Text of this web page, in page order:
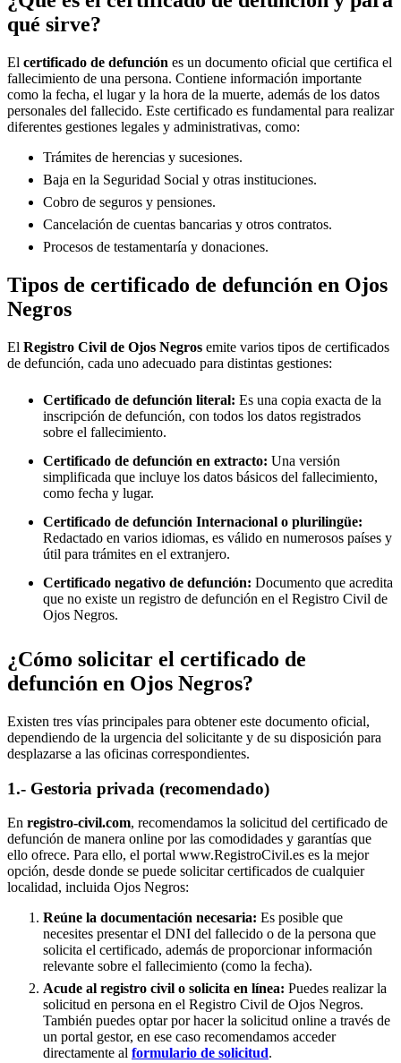
qué sirve?
El certificado de defunción es un documento oficial que certifica el
fallecimiento de una persona. Contiene información importante
como la fecha, el lugar y la hora de la muerte, además de los datos
personales del fallecido. Este certificado es fundamental para realizar
diferentes gestiones legales y administrativas, como:
Trámites de herencias y sucesiones.
Baja en la Seguridad Social y otras instituciones.
Cobro de seguros y pensiones.
Cancelación de cuentas bancarias y otros contratos.
Procesos de testamentaría y donaciones.
Tipos de certificado de defunción en Ojos
Negros
El Registro Civil de Ojos Negros emite varios tipos de certificados
de defunción, cada uno adecuado para distintas gestiones:
Certificado de defunción literal: Es una copia exacta de la
inscripción de defunción, con todos los datos registrados
sobre el fallecimiento.
Certificado de defunción en extracto: Una versión
simplificada que incluye los datos básicos del fallecimiento,
como fecha y lugar.
Certificado de defunción Internacional o plurilingüe:
Redactado en varios idiomas, es válido en numerosos países y
útil para trámites en el extranjero.
Certificado negativo de defunción: Documento que acredita
que no existe un registro de defunción en el Registro Civil de
Ojos Negros.
¿Cómo solicitar el certificado de
defunción en Ojos Negros?
Existen tres vías principales para obtener este documento oficial,
dependiendo de la urgencia del solicitante y de su disposición para
desplazarse a las oficinas correspondientes.
1.- Gestoria privada (recomendado)
En registro-civil.com, recomendamos la solicitud del certificado de
defunción de manera online por las comodidades y garantías que
ello ofrece. Para ello, el portal www.RegistroCivil.es es la mejor
opción, desde donde se puede solicitar certificados de cualquier
localidad, incluida Ojos Negros:
Reúne la documentación necesaria: Es posible que
necesites presentar el DNI del fallecido o de la persona que
solicita el certificado, además de proporcionar información
relevante sobre el fallecimiento (como la fecha).
Acude al registro civil o solicita en línea: Puedes realizar la
solicitud en persona en el Registro Civil de Ojos Negros.
También puedes optar por hacer la solicitud online a través de
un portal gestor, en ese caso recomendamos acceder
directamente al formulario de solicitud.